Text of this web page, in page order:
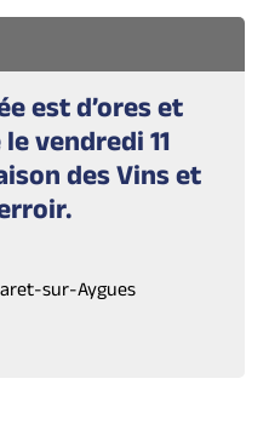
est d’ores et
vendredi 11
des Vins et
sur-Aygues